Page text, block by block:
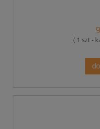
( 1 szt -